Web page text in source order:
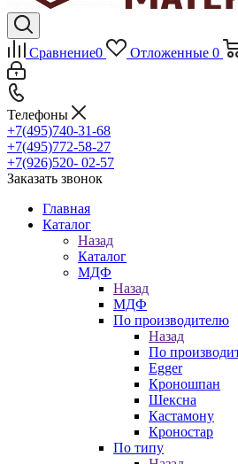
Сравнение0 Отложенные 0
Телефоны
+7(495)740-31-68
+7(495)772-58-27
+7(926)520- 02-57
Заказать звонок
Главная
Каталог
Назад
Каталог
МДФ
Назад
МДФ
По производителю
Назад
По
Egger
Кроношпан
Шексна
Кастамону
Кроностар
По типу